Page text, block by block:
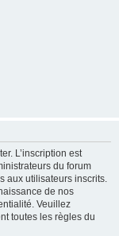
L’inscription est
du forum
aux utilisateurs inscrits.
de nos
Veuillez
toutes les règles du